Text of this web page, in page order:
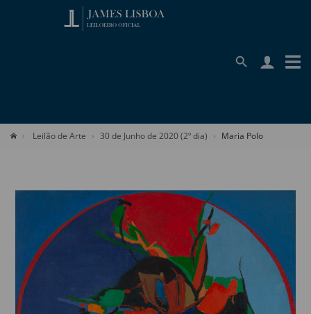
Leilão de Arte 30 de Junho de 2020 (2º dia) Maria Polo